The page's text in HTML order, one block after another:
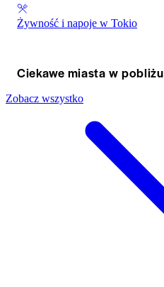
Żywność i napoje w Tokio
Ciekawe miasta w pobliżu
Zobacz wszystko